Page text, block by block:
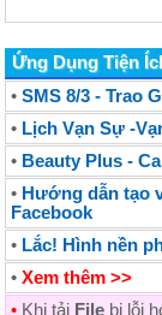
Ứng Dụng Tiện
• SMS 8/3 - Trao
• Lịch Vạn Sự -
• Beauty Plus -
• Hướng dẫn tạo
Facebook
• Lắc! Hình nền
• Xem thêm >>
• Khi tải File bị lỗi